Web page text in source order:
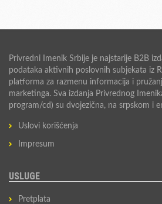
Privredni Imenik Srbije je najstarije B2B
podataka aktivnih poslovnih subjekata iz
platforma za razmenu informacija i
marketinga. Sva izdanja Privrednog
program/cd) su dvojezična, na srpskom i
Uslovi korišćenja
Impresum
USLUGE
Pretplata